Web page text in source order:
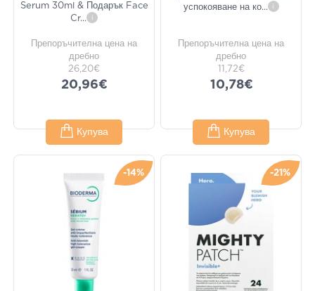
Serum 30ml & Подарък Face
Cr... i
Препоръчителна цена на
дребно
26,20€
20,96€
Купува
успокояване на ко... i
Препоръчителна цена на
дребно
11,72€
10,78€
Купува
-14% -21%